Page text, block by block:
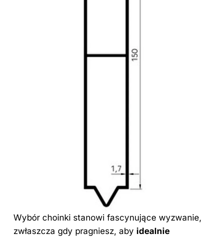
Wybór choinki stanowi fascynujące wyzwanie,
zwłaszcza gdy pragniesz, aby idealnie